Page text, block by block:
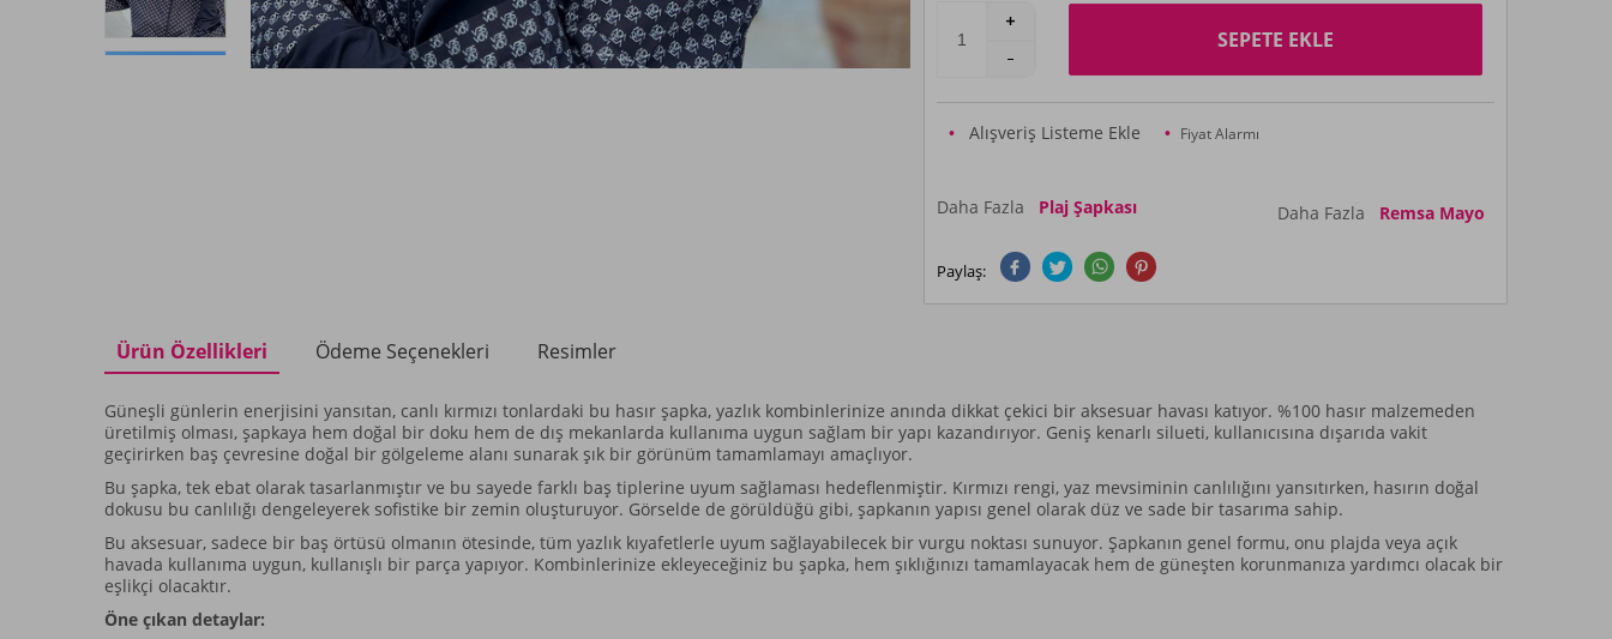
SEPETE EKLE
Alışveriş Listeme Ekle Fiyat Alarmı
Daha Fazla Plaj Şapkası Daha Fazla Remsa Mayo
Paylaş:
Ürün Özellikleri Ödeme Seçenekleri Resimler
Güneşli günlerin enerjisini yansıtan, canlı kırmızı tonlardaki bu hasır şapka, yazlık kombinlerinize anında dikkat çekici bir aksesuar havası katıyor. %100 hasır malzemeden
üretilmiş olması, şapkaya hem doğal bir doku hem de dış mekanlarda kullanıma uygun sağlam bir yapı kazandırıyor. Geniş kenarlı silueti, kullanıcısına dışarıda vakit
geçirirken baş çevresine doğal bir gölgeleme alanı sunarak şık bir görünüm tamamlamayı amaçlıyor.
Bu şapka, tek ebat olarak tasarlanmıştır ve bu sayede farklı baş tiplerine uyum sağlaması hedeflenmiştir. Kırmızı rengi, yaz mevsiminin canlılığını yansıtırken, hasırın doğal
dokusu bu canlılığı dengeleyerek sofistike bir zemin oluşturuyor. Görselde de görüldüğü gibi, şapkanın yapısı genel olarak düz ve sade bir tasarıma sahip.
Bu aksesuar, sadece bir baş örtüsü olmanın ötesinde, tüm yazlık kıyafetlerle uyum sağlayabilecek bir vurgu noktası sunuyor. Şapkanın genel formu, onu plajda veya açık
havada kullanıma uygun, kullanışlı bir parça yapıyor. Kombinlerinize ekleyeceğiniz bu şapka, hem şıklığınızı tamamlayacak hem de güneşten korunmanıza yardımcı olacak bir
eşlikçi olacaktır.
Öne çıkan detaylar: